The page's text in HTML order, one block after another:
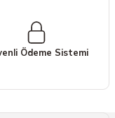
Ödeme Sistemi